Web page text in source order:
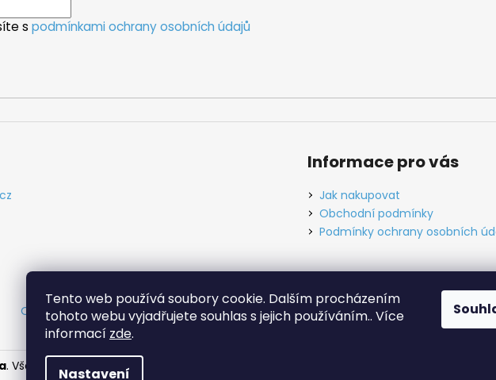
Tento web používá soubory cookie. Dalším procházením
tohoto webu vyjadřujete souhlas s jejich používáním.. Více
informací zde.
Nastavení
s podmínkami ochrany osobních údajů
Informace pro vás
Jak nakupovat
Obchodní podmínky
Podmínky ochrany osobních
Obchodní podmínky Ochrana osobních údajů Tabulky velikostí Kontakt O nás
. Všechna práva vyhrazena.